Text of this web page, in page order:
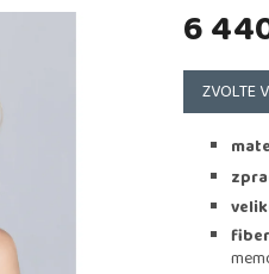
6
Měrná
cena:
ZVOLTE